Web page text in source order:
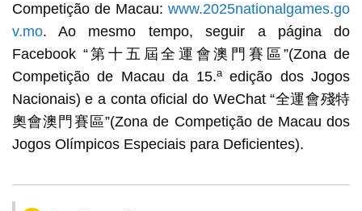
Competição de Macau:www.2025nationalgames.go
v.mo. Ao mesmo tempo, seguir a página do
Facebook “第十五屆全運會澳門賽區”(Zona de
Competição de Macau da 15.aedição dos Jogos
Nacionais) e a conta oficial do WeChat “全運會殘特
奧會澳門賽區”(Zona de Competição de Macau dos
Jogos Olímpicos Especiais para Deficientes).